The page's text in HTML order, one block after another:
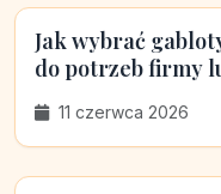
Jak wybrać
do potrzeb firmy
11 czerwca 2026